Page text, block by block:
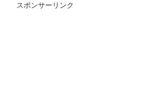
スポンサーリンク